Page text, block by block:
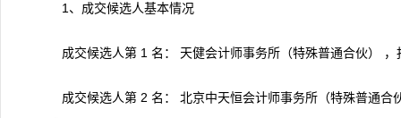
1、成交候选人基本情况
成交候选人第 1 名： 天健会计师事务所（特殊普通合伙） ，
成交候选人第 2 名：
北京中天恒会计师事务所（特殊普通合